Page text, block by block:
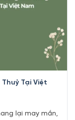
Tại Việt
lại may mắn,